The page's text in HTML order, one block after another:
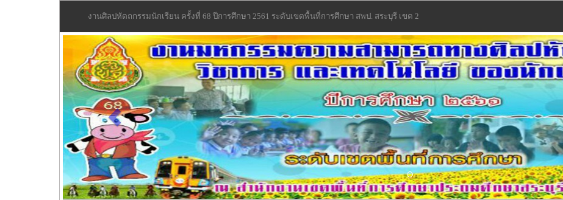
งานศิลปหัตถกรรมนักเรียน ครั้งที่ 68 ปีการศึกษา 2561 ระดับเขตพื้นที่การศึกษา สพป. สระบุรี เขต 2
Previous